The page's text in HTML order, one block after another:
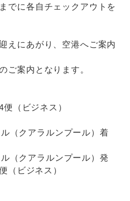
でに各自チェックアウトを
えにあがり、空港へご案内
ご案内となります。
（ビジネス）
（クアラルンプール）着
（クアラルンプール）発
（ビジネス）